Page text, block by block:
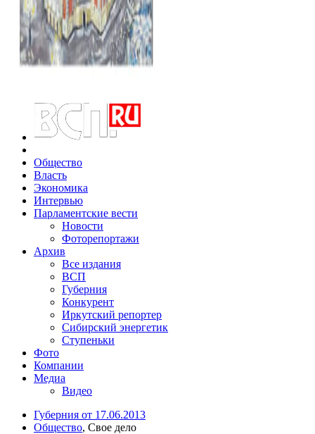
Общество
Власть
Экономика
Интервью
Парламентские вести
Новости
Фоторепортажи
Архив
Все издания
ВСП
Губерния
Конкурент
Иркутский репортер
Сибирский энергетик
Ступеньки
Фото
Компании
Медиа
Видео
Губерния от 17.06.2013
Общество, Свое дело